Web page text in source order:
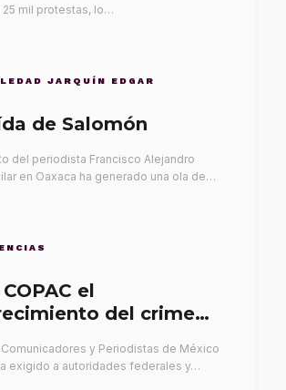
mil protestas, lo…
JARQUÍN EDGAR
de Salomón
del periodista Francisco Alejandro
en Oaxaca ha generado una ola de…
el
del crimen
Comunicadores y Periodistas de México
exigido a autoridades federales y…